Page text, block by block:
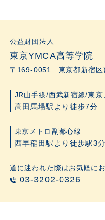
公益財団法人
東京YMCA高等学院
〒169-0051 東京都新宿区
JR山手線/西武新宿線/東京
高田馬場駅より徒歩7分
東京メトロ副都心線
西早稲田駅より徒歩駅3分
道に迷われた際はお気軽に
03-3202-0326